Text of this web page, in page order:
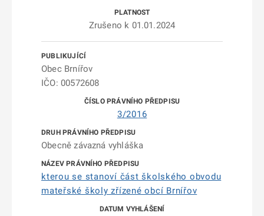
Zrušeno k 01.01.2024
Obec Brnířov
IČO: 00572608
3/2016
Obecně závazná vyhláška
kterou se stanoví část školského obvodu
mateřské školy zřízené obcí Brnířov